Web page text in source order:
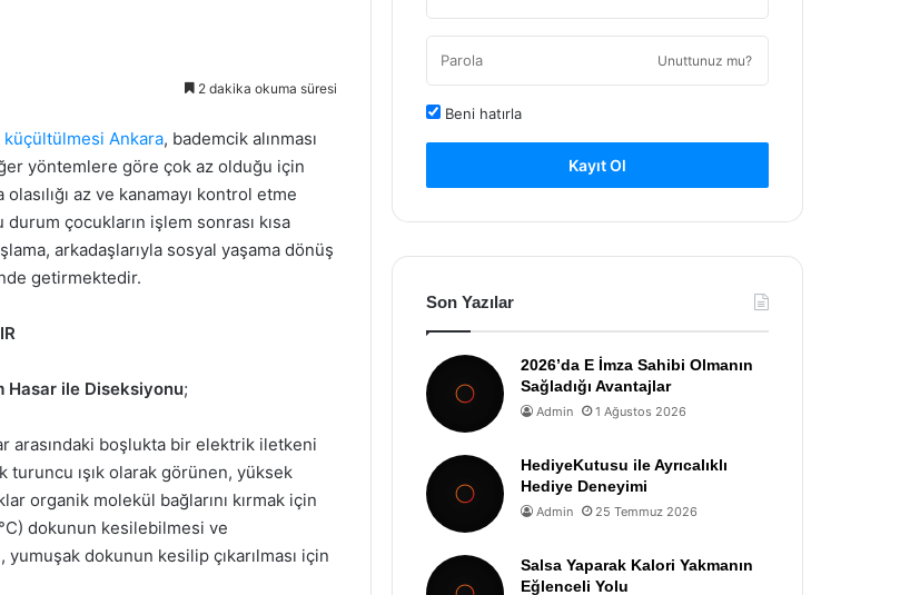
2 dakika okuma süresi
küçültülmesi Ankara, bademcik alınması
yöntemlere göre çok az olduğu için
az ve kanamayı kontrol etme
çocukların işlem sonrası kısa
arkadaşlarıyla sosyal yaşama dönüş
getirmektedir.
Hasar ile Diseksiyonu;
arasındaki boşlukta bir elektrik iletkeni
ışık olarak görünen, yüksek
organik molekül bağlarını kırmak için
dokunun kesilebilmesi ve
dokunun kesilip çıkarılması için
Unuttunuz mu?
Beni hatırla
Kayıt Ol
Son Yazılar
2026’da E İmza Sahibi Olmanın
Sağladığı Avantajlar
Admin 1 Ağustos 2026
HediyeKutusu ile Ayrıcalıklı
Hediye Deneyimi
Admin 25 Temmuz 2026
Salsa Yaparak Kalori Yakmanın
Eğlenceli Yolu